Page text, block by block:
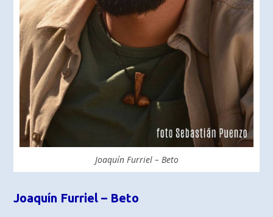
Joaquín Furriel – Beto
Joaquín Furriel – Beto